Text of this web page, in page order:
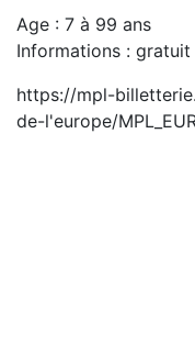
Age : 7 à 99 ans
Informations :
https://mpl-
de-l'europe/